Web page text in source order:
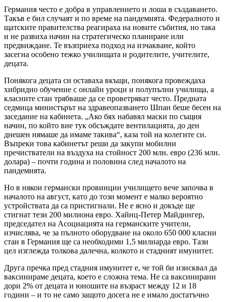
Германия често е добра в управлението и лоша в създаването.
Такъв е бил случаят и по време на пандемията. Федералното и
щатските правителства реагираха на новите събития, но така
и не развиха начин на стратегическо планиране или
предвиждане. Те възприеха подход на изчакване, който
засегна особено тежко училищата и родителите, учителите,
децата.
Понякога децата си оставаха вкъщи, понякога провеждаха
хибридно обучение с онлайн уроци и полупълни училища, а
класните стаи трябваше да се проветряват често. Предната
седмица министърът на здравеопазването Шпан беше бесен на
заседание на кабинета. „Ако бях набавял маски по същия
начин, по който вие тук обсъждате вентилацията, до ден
днешен нямаше да имаме такива“, каза той на колегите си.
Въпреки това кабинетът реши да закупи мобилни
пречистватели на въздуха на стойност 200 млн. евро (236 млн.
долара) – почти година и половина след началото на
пандемията.
Но в някои германски провинции училището вече започва в
началото на август, като до този момент е малко вероятно
устройствата да са пристигнали. Не е ясно и докъде ще
стигнат тези 200 милиона евро. Хайнц-Петер Майдингер,
председател на Асоциацията на германските учители,
изчислява, че за пълното оборудване на около 650 000 класни
стаи в Германия ще са необходими 1,5 милиарда евро. Тази
цел изглежда толкова далечна, колкото и стадният имунитет.
Друга пречка пред стадния имунитет е, че той би изисквал да
ваксинираме децата, което е сложна тема. Не са ваксинирани
дори 2% от децата и юношите на възраст между 12 и 18
години – и то не само защото досега не е имало достатъчно